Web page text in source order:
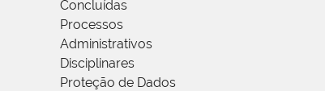
Concluídas
Processos
Administrativos
Disciplinares
Proteção de Dados